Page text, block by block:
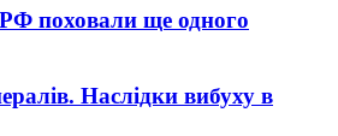
поховали ще одного
Наслідки вибуху в